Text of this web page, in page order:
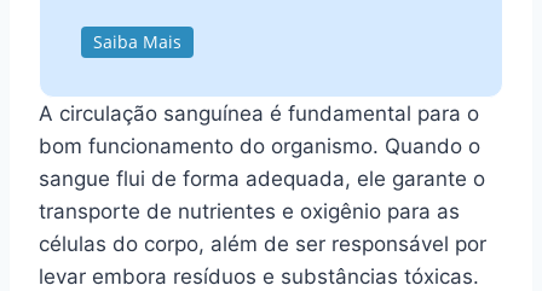
Saiba Mais
A circulação sanguínea é fundamental para o
bom funcionamento do organismo. Quando o
sangue flui de forma adequada, ele garante o
transporte de nutrientes e oxigênio para as
células do corpo, além de ser responsável por
levar embora resíduos e substâncias tóxicas.